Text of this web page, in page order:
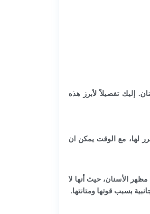
إليك تفصيلاً لأبرز هذه
لها، مع الوقت يمكن ان
مظهر الأسنان، حيث أنها لا
بسبب قوتها ومتانتها.